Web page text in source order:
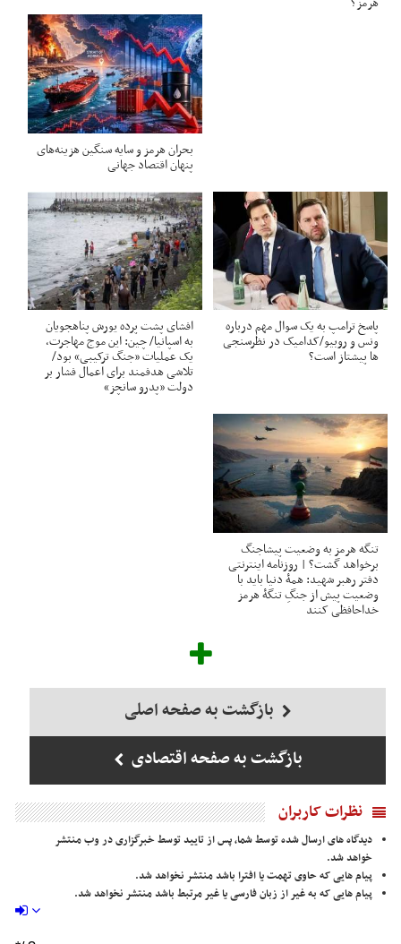
بحران هرمز و سایه سنگین هزینه‌های
پنهان اقتصاد جهانی
پاسخ ترامپ به یک سوال مهم درباره
ونس و روبیو/کدامیک در نظرسنجی
ها پیشتاز است؟
افشای پشت پرده یورش پناهجویان
به اسپانیا/ چین: این موج مهاجرت،
یک عملیات «جنگ ترکیبی» بود/
تلاشی هدفمند برای اعمال فشار بر
دولت «پدرو سانچز»
تنگه هرمز به وضعیت پیشاجنگ
برخواهد گشت؟ | روزنامه اینترنتی
دفتر رهبر شهید: همۀ دنیا باید با
وضعیت پیش از جنگِ تنگۀ هرمز
خداحافظی کنند
بازگشت به صفحه اصلی
بازگشت به صفحه اقتصادی
نظرات کاربران
دیدگاه های ارسال شده توسط شما، پس از تایید توسط خبرگزاری در وب منتشر
خواهد شد.
پیام هایی که حاوی تهمت یا افترا باشد منتشر نخواهد شد.
پیام هایی که به غیر از زبان فارسی یا غیر مرتبط باشد منتشر نخواهد شد.